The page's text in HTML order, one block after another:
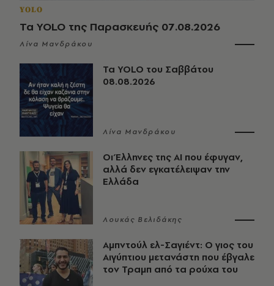
YOLO
Τα YOLO της Παρασκευής 07.08.2026
Λίνα Μανδράκου
Τα YOLO του Σαββάτου
08.08.2026
Λίνα Μανδράκου
Οι Έλληνες της ΑΙ που έφυγαν,
αλλά δεν εγκατέλειψαν την
Ελλάδα
Λουκάς Βελιδάκης
Αμπντούλ ελ-Σαγιέντ: Ο γιος του
Αιγύπτιου μετανάστη που έβγαλε
τον Τραμπ από τα ρούχα του